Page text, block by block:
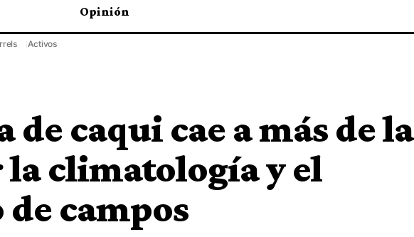
Opinión
Activos
de caqui cae a más de la
climatología y el
campos